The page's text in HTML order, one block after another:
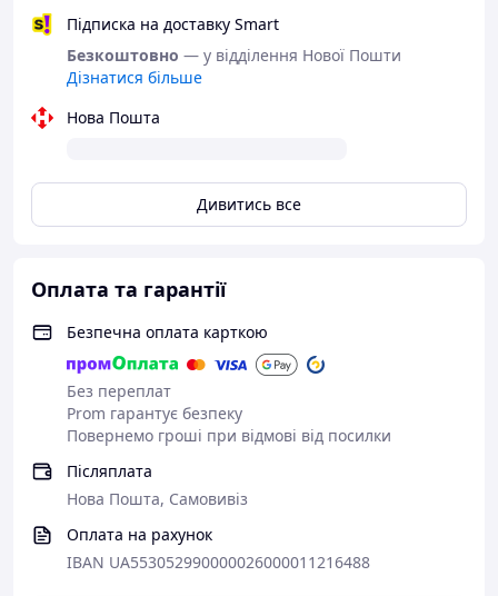
обов’язково зв’яжеться з вами для уточнення побажань,
або залиште коментар до замовлення 📝
Підписка на доставку Smart
Безкоштовно — у відділення Нової Пошти
Дізнатися більше
Нова Пошта
Дивитись все
Оплата та гарантії
Безпечна оплата карткою
Без переплат
Prom гарантує безпеку
Повернемо гроші при відмові від посилки
Післяплата
Нова Пошта, Самовивіз
Оплата на рахунок
IBAN UA553052990000026000011216488